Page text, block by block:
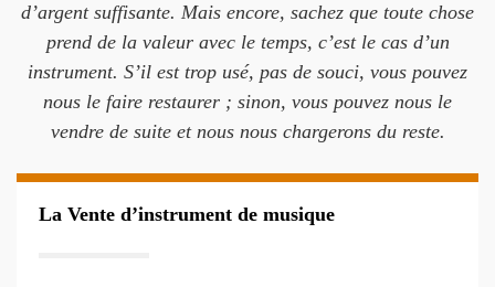
d’argent suffisante. Mais encore, sachez que toute chose
prend de la valeur avec le temps, c’est le cas d’un
instrument. S’il est trop usé, pas de souci, vous pouvez
nous le faire restaurer ; sinon, vous pouvez nous le
vendre de suite et nous nous chargerons du reste.
La Vente d’instrument de musique